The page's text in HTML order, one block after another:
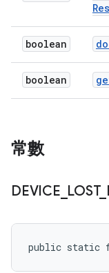
boolean
boolean
常數
DEVICE LOST_
public static